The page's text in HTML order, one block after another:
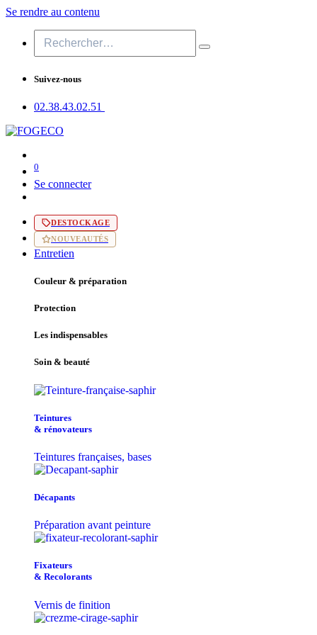
Se rendre au contenu
Suivez-nous
02.38.43​.02.51
0
Se connecter
DESTOCKAGE
NOUVEAUTÉS
Entretien
Couleur & préparation
Protection
Les indispensables
Soin & beauté
Teintu​res
& r​é​novateurs
Teintures françaises, bases
Décapants
Préparation avant peinture
Fixateurs
& Recolorants
Vernis de finition